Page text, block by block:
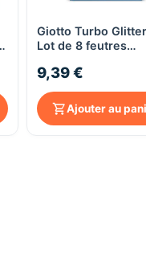
Aperçu rapide
Giotto Turbo
Lot de 8 feutres
conique moyenne
9,39 €
Ajouter au